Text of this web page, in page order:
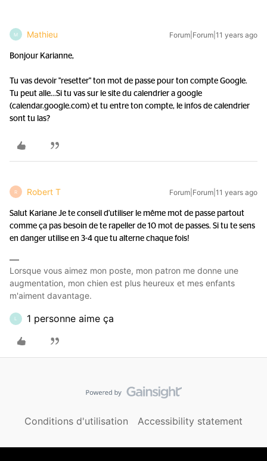
M Mathieu Forum|Forum|11 years ago
Bonjour Karianne,
Tu vas devoir "resetter" ton mot de passe pour ton compte Google.
Tu peut alle...Si tu vas sur le site du calendrier a google
(calendar.google.com) et tu entre ton compte, le infos de calendrier
sont tu las?
R Robert T Forum|Forum|11 years ago
Salut Kariane Je te conseil d'utiliser le même mot de passe partout
comme ça pas besoin de te rapeller de 10 mot de passes. Si tu te sens
en danger utilise en 3-4 que tu alterne chaque fois!
Lorsque vous aimez mon poste, mon patron me donne une
augmentation, mon chien est plus heureux et mes enfants
m'aiment davantage.
L 1 personne aime ça
Conditions d'utilisation Accessibility statement